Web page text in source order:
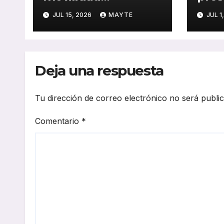
sostenible de LG
con una nueva ruta
de transporte
JUL 15, 2026 MAYTE
enJUL
Deja una respuesta
Tu dirección de correo electrónico no será
Comentario *